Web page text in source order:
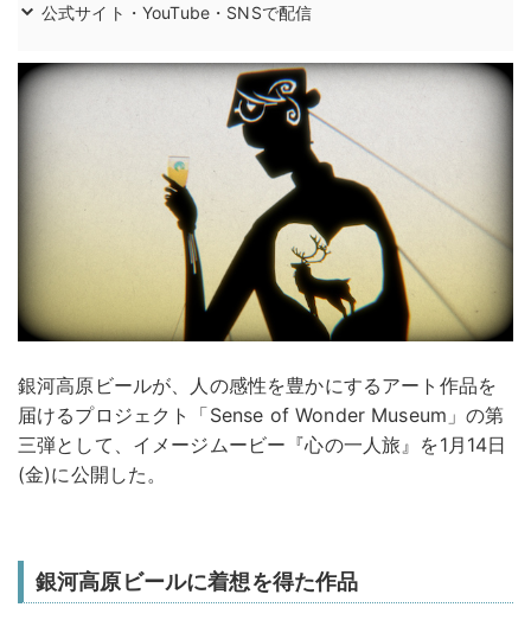
公式サイト・YouTube・SNSで配信
銀河高原ビールが、人の感性を豊かにするアート作品を
届けるプロジェクト「Sense of Wonder Museum」の第
三弾として、イメージムービー『心の一人旅』を1月14日
(金)に公開した。
銀河高原ビールに着想を得た作品